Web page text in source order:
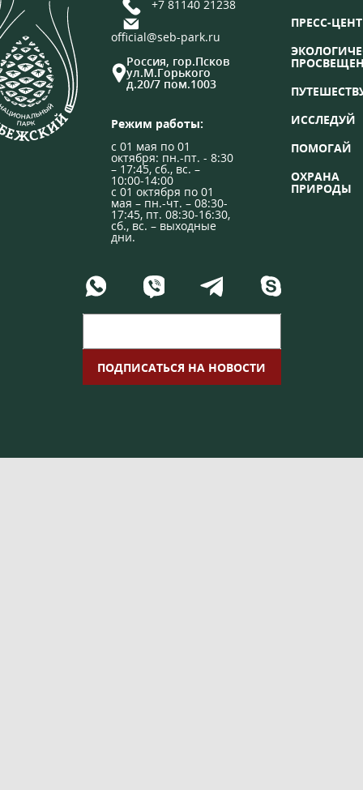
+7 81140 21238
official@seb-park.ru
Россия, гор.Псков
ул.М.Горького
д.20/7 пом.1003
Режим работы:
с 01 мая по 01
октября: пн.-пт. - 8:30
– 17:45, сб., вс. –
10:00-14:00
с 01 октября по 01
мая – пн.-чт. – 08:30-
17:45, пт. 08:30-16:30,
сб., вс. – выходные
дни.
ПРЕСС-
ИССЛЕДУЙ
ПОМОГАЙ
ОХРАНА
ПРИРОДЫ